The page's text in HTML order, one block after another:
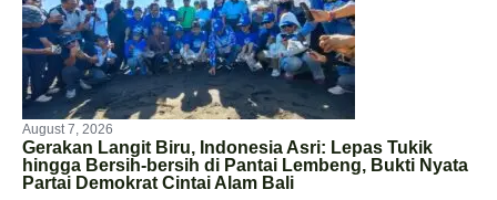
August 7, 2026
Gerakan Langit Biru, Indonesia Asri: Lepas Tukik
hingga Bersih-bersih di Pantai Lembeng, Bukti Nyata
Partai Demokrat Cintai Alam Bali